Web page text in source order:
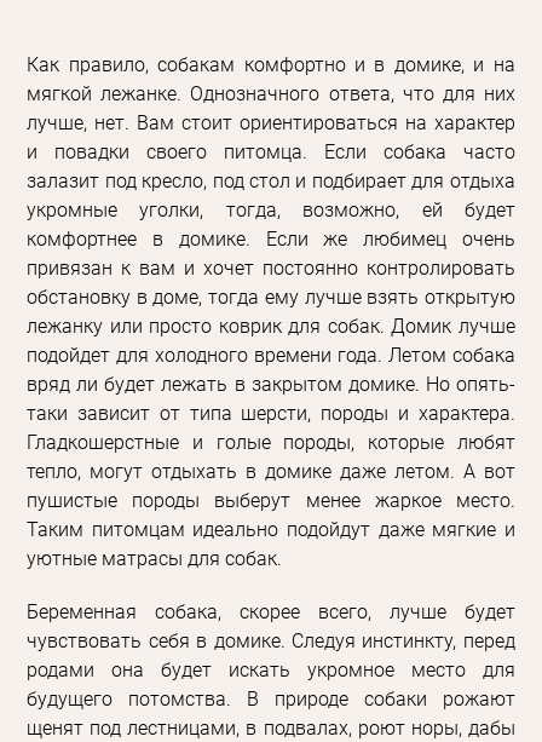
Как правило, собакам комфортно и в домике, и на
мягкой лежанке. Однозначного ответа, что для них
лучше, нет. Вам стоит ориентироваться на характер
и повадки своего питомца. Если собака часто
залазит под кресло, под стол и подбирает для отдыха
укромные уголки, тогда, возможно, ей будет
комфортнее в домике. Если же любимец очень
привязан к вам и хочет постоянно контролировать
обстановку в доме, тогда ему лучше взять открытую
лежанку или просто коврик для собак. Домик лучше
подойдет для холодного времени года. Летом собака
вряд ли будет лежать в закрытом домике. Но опять-
таки зависит от типа шерсти, породы и характера.
Гладкошерстные и голые породы, которые любят
тепло, могут отдыхать в домике даже летом. А вот
пушистые породы выберут менее жаркое место.
Таким питомцам идеально подойдут даже мягкие и
уютные матрасы для собак.
Беременная собака, скорее всего, лучше будет
чувствовать себя в домике. Следуя инстинкту, перед
родами она будет искать укромное место для
будущего потомства. В природе собаки рожают
щенят под лестницами, в подвалах, роют норы, дабы